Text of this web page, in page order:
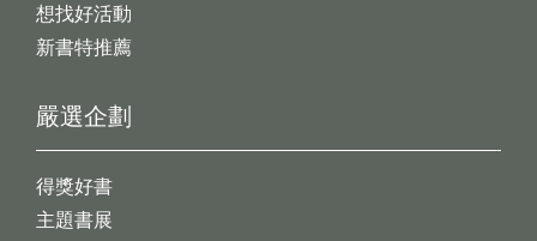
想找好活動
新書特推薦
嚴選企劃
得獎好書
主題書展